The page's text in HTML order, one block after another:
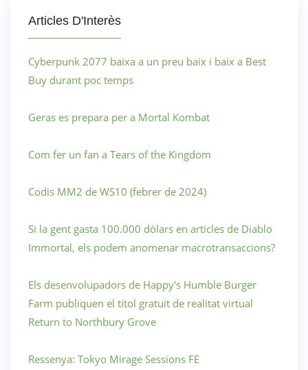
Articles D'Interès
Cyberpunk 2077 baixa a un preu baix i baix a Best
Buy durant poc temps
Geras es prepara per a Mortal Kombat
Com fer un fan a Tears of the Kingdom
Codis MM2 de WS10 (febrer de 2024)
Si la gent gasta 100.000 dòlars en articles de Diablo
Immortal, els podem anomenar macrotransaccions?
Els desenvolupadors de Happy's Humble Burger
Farm publiquen el títol gratuït de realitat virtual
Return to Northbury Grove
Ressenya: Tokyo Mirage Sessions FE